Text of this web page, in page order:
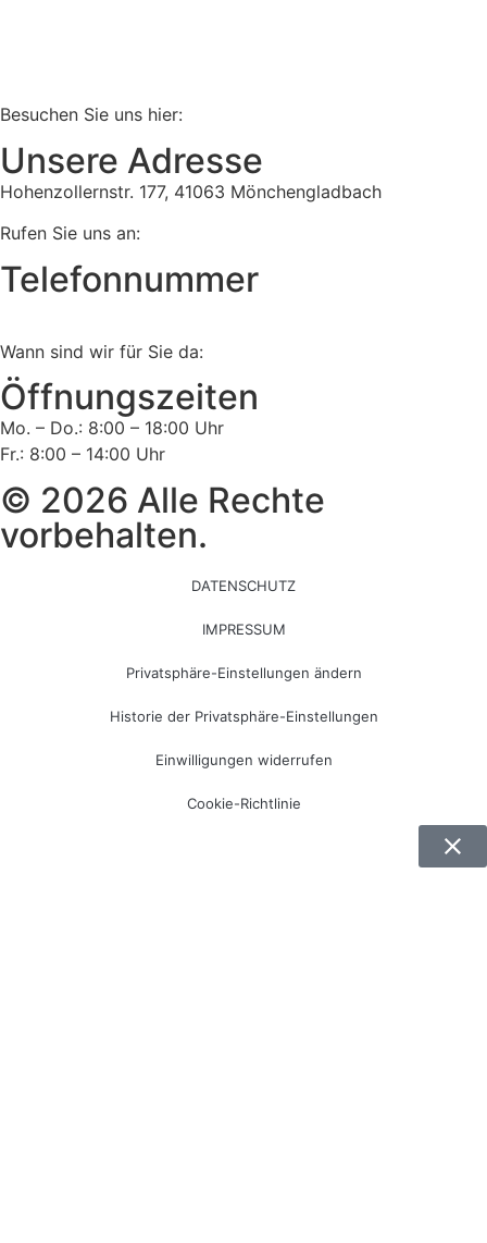
Besuchen Sie uns hier:
Unsere Adresse
Hohenzollernstr. 177, 41063 Mönchengladbach
Rufen Sie uns an:
Telefonnummer
Wann sind wir für Sie da:
Öffnungszeiten
Mo. – Do.: 8:00 – 18:00 Uhr
Fr.: 8:00 – 14:00 Uhr
© 2026 Alle Rechte
vorbehalten.
DATENSCHUTZ
IMPRESSUM
Privatsphäre-Einstellungen ändern
Historie der Privatsphäre-Einstellungen
Einwilligungen widerrufen
Cookie-Richtlinie